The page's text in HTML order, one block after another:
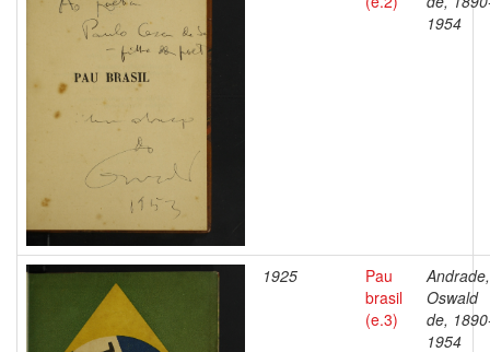
1954
1925
Pau
brasil
(e.3)
Andrade,
Oswald
de,
1954